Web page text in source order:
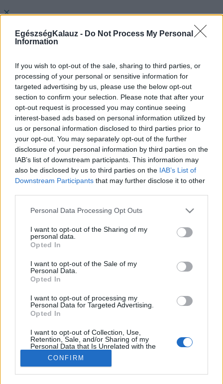
EgészségKalauz - Do Not Process My Personal
Information
If you wish to opt-out of the sale, sharing to third parties, or
processing of your personal or sensitive information for
targeted advertising by us, please use the below opt-out
section to confirm your selection. Please note that after your
opt-out request is processed you may continue seeing
interest-based ads based on personal information utilized by
us or personal information disclosed to third parties prior to
your opt-out. You may separately opt-out of the further
disclosure of your personal information by third parties on the
IAB’s list of downstream participants. This information may
also be disclosed by us to third parties on the IAB’s List of
Downstream Participants that may further disclose it to other
Please note that this website/app uses one or more Google
not limited to your visit or usage behaviour. You may click to
grant or deny consent to Google and its third-party tags to
use your data for below specified purposes in below Google
consent section.
Personal Data Processing Opt Outs
I want to opt-out of the Sharing of my
personal data.
Opted In
I want to opt-out of the Sale of my
Personal Data.
Opted In
I want to opt-out of processing my
Personal Data for Targeted Advertising.
Opted In
I want to opt-out of Collection, Use,
Retention, Sale, and/or Sharing of my
Personal Data that Is Unrelated with the
Purposes for which it was collected.
Opted Out
CONFIRM
Betegségek A-Z
Tünet
Vizsgálat
Kezelés
Életmódváltás
Kutatás
Prevenció
Hírek
Videók
Kisállatok egészsége
#allergia #influenza #cukorbetegség
#orvosmeteorológia#vérnyomás#stroke#rákbetegség
#pajzsmirigy#reflux#ekcéma#herpesz
Regisztráció
Pszichológia